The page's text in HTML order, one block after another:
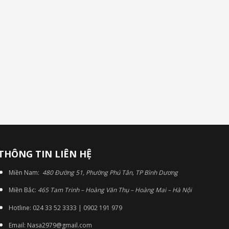
TIN LIÊN HỆ
Miền Nam: 480 Đường 51, Phường Phú Tân, TP Bình Dương
Miền Bắc: 465 Tam Trinh – Hoàng Văn Thụ – Hoàng Mai – Hà Nội
Hotline: 024 33 52 3333 | 0902 191 979
Email: Nasa2979@gmail.com